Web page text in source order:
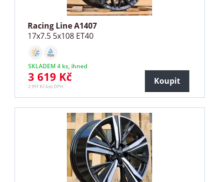
Racing Line A1407
17x7.5 5x108 ET40
SKLADEM 4 ks, ihned
3 619 Kč
2 991 Kč bez DPH
Koupit